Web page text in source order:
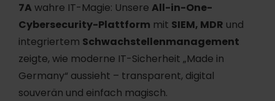
7A wahre IT-Magie: Unsere All-in-One-
Cybersecurity-Plattform mit SIEM, MDR und
integriertem Schwachstellenmanagement
zeigte, wie moderne IT-Sicherheit „Made in
Germany“ aussieht – transparent, digital
souverän und einfach magisch.